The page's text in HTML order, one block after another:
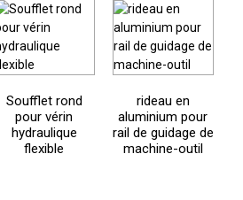
Soufflet rond
pour vérin
hydraulique
flexible
rideau en
aluminium pour
rail de guidage de
machine-outil